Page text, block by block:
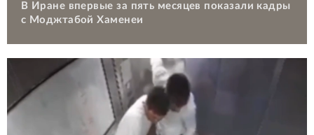
В Иране впервые за пять месяцев показали кадры
с Моджтабой Хаменеи